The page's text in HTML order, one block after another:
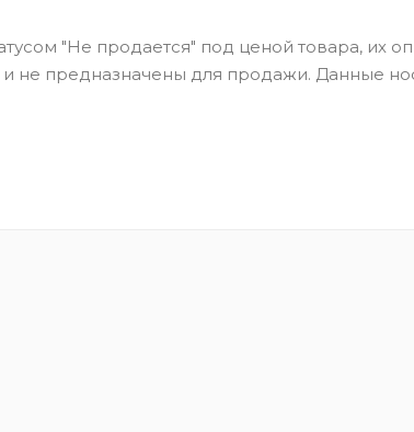
"Не продается" под ценой товара, их
не предназначены для продажи. Данные